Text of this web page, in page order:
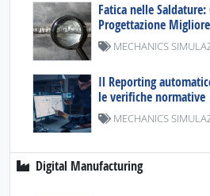
Fatica nelle
Progettazione
MECHANICS
Il Reporting
le verifiche normative
MECHANICS
Digital Manufacturing